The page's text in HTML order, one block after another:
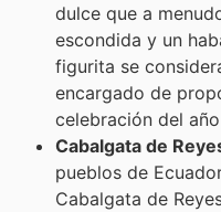
dulce que a
escondida y un
figurita se
encargado de
celebración del
Cabalgata de
pueblos de
Cabalgata de